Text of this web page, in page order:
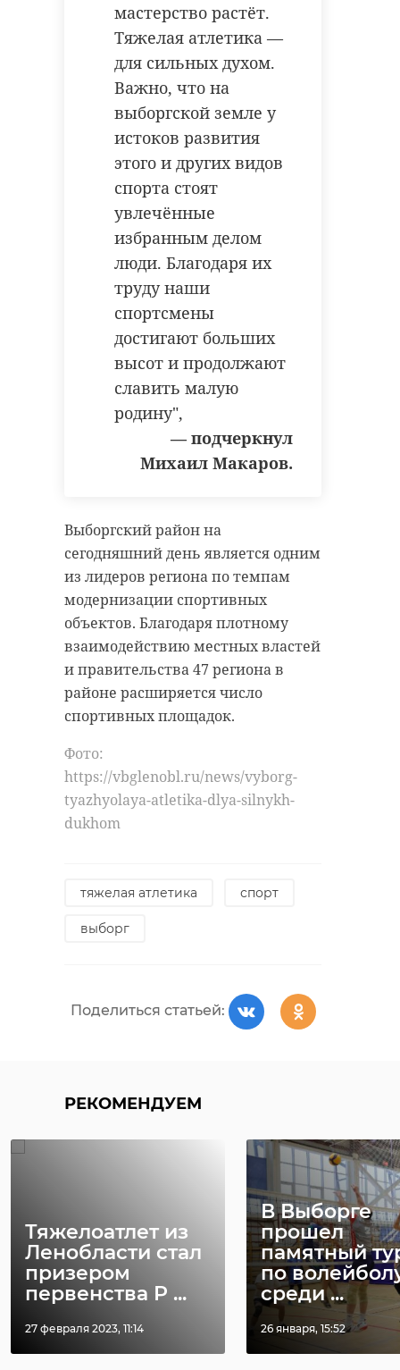
мастерство растёт.
Тяжелая атлетика —
для сильных духом.
Важно, что на
выборгской земле у
истоков развития
этого и других видов
спорта стоят
увлечённые
избранным делом
люди. Благодаря их
труду наши
спортсмены
достигают больших
высот и продолжают
славить малую
родину",
— подчеркнул
Михаил Макаров.
Выборгский район на
сегодняшний день является одним
из лидеров региона по темпам
модернизации спортивных
объектов. Благодаря плотному
взаимодействию местных властей
и правительства 47 региона в
районе расширяется число
спортивных площадок.
Фото:
https://vbglenobl.ru/news/vyborg-
tyazhyolaya-atletika-dlya-silnykh-
dukhom
тяжелая атлетика спорт
выборг
Поделиться статьей:
РЕКОМЕНДУЕМ
Тяжелоатлет из
Ленобласти стал
призером
первенства Р ...
27 февраля 2023, 11:14
В Выборге
прошел
памятный
по
среди ...
26 января, 15:52